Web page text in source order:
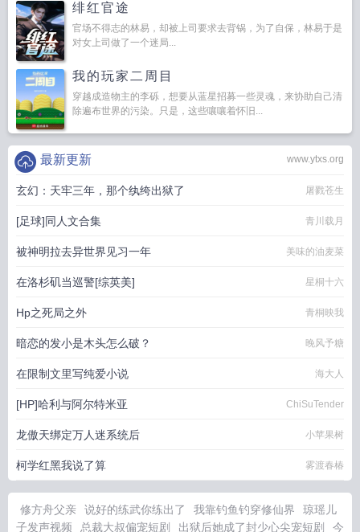
绯红官途
官场不得志的林易，却被上司要求去背锅，为了自保，林易于是
对女上司做了一个迷局...
我的玩家二周目
穿越成造物主的李砾，想要从蓝星招募一些灵魂，来协助自己清
除遍布世界的污染。只是，这些嚷嚷着怀旧...
www.ytxs.org
最新更新
玄幻：天牢三年，那个纨绔出狱了 屠戮苍生
[足球]同人文合集 青川载月
被神明拉去异世界见习一年 美味的油麦菜
在洛杉矶当巡警[综英美] 星桐十六
Hp之死局之外 青桐映我
暗恋的发小是木头怎么破？ 晚风予糖
在限制文里写纯爱小说 海大人
[HP]哈利与阿尔特米亚 ChiSuTender
龙傲天绑定万人迷系统后 小苹果树
柯学红黑我说了算 雾渡春椿
修方舟父亲 说好的练武你练出了 我靠钓鱼钓穿修仙界
琼瑶儿
子发声视频
总裁大叔偏宠短剧 出狱后她成了封少心尖宠短剧 今